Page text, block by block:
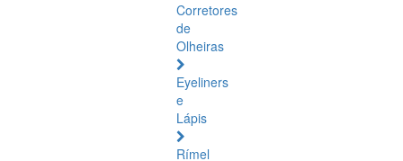
Corretores
de
Olheiras
Eyeliners
e
Lápis
Rímel